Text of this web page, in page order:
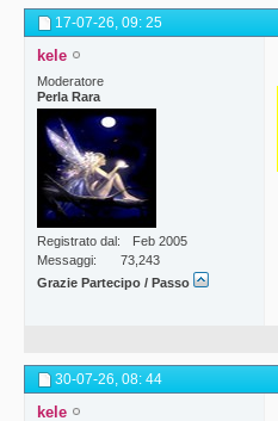
17-07-26, 09: 25
kele
Moderatore
Perla Rara
Registrato dal
Feb 2005
Messaggi
73,243
Grazie Partecipo / Passo
30-07-26, 08: 44
kele